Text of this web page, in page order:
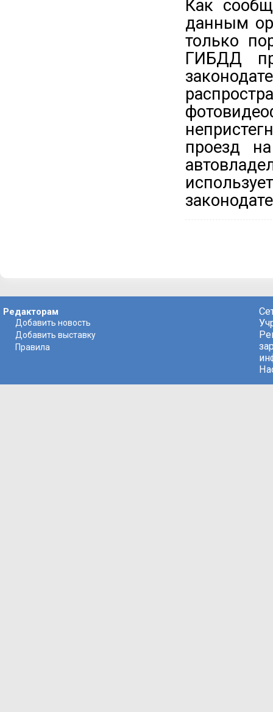
Как
данным
только
ГИБДД
проезд
Редакторам
Добавить новость
Добавить выставку
Правила